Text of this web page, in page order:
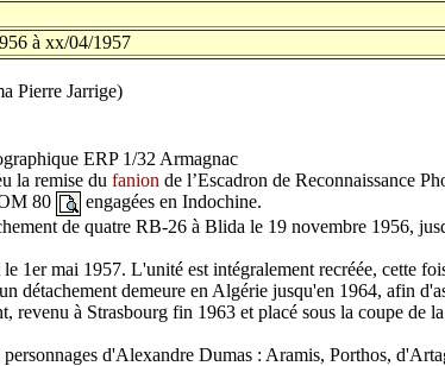
à xx/04/1957
Pierre Jarrige)
ERP 1/32 Armagnac
la remise du fanion de l’Escadron de Reconnaissance
80
engagées en Indochine.
de quatre RB-26 à Blida le 19 novembre 1956,
1er mai 1957. L'unité est intégralement recréée, cette
détachement demeure en Algérie jusqu'en 1964, afin
revenu à Strasbourg fin 1963 et placé sous la coupe
personnages d'Alexandre Dumas : Aramis, Porthos,